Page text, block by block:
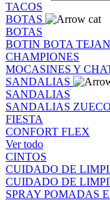
TACOS
BOTAS
BOTAS
BOTIN BOTA
CHAMPIONES
MOCASINES Y
SANDALIAS
SANDALIAS
SANDALIAS
FIESTA
CONFORT FLEX
Ver todo
CINTOS
CUIDADO DE
CUIDADO DE
SPRAY POMADAS